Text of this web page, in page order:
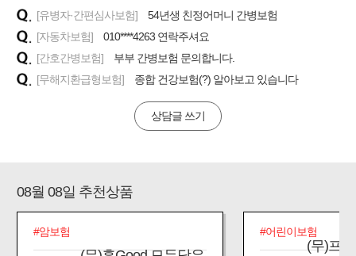
#무해지 건강보험
#바뀌기전에 4세대 가입
[유병자·간편심사보험]
54년생 친정어머니 간병보험
[자동차보험]
010****4263 연락주셔요
[간호간병보험]
부부 간병보험 문의합니다.
[무해지환급형보험]
종합 건강보험(?) 알아보고 있습니다
상담글 쓰기
08월 08일 추천상품
#암보험 #어린이보험
(무)프